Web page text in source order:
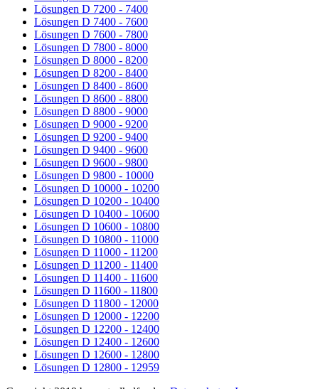
Lösungen D 7200 - 7400
Lösungen D 7400 - 7600
Lösungen D 7600 - 7800
Lösungen D 7800 - 8000
Lösungen D 8000 - 8200
Lösungen D 8200 - 8400
Lösungen D 8400 - 8600
Lösungen D 8600 - 8800
Lösungen D 8800 - 9000
Lösungen D 9000 - 9200
Lösungen D 9200 - 9400
Lösungen D 9400 - 9600
Lösungen D 9600 - 9800
Lösungen D 9800 - 10000
Lösungen D 10000 - 10200
Lösungen D 10200 - 10400
Lösungen D 10400 - 10600
Lösungen D 10600 - 10800
Lösungen D 10800 - 11000
Lösungen D 11000 - 11200
Lösungen D 11200 - 11400
Lösungen D 11400 - 11600
Lösungen D 11600 - 11800
Lösungen D 11800 - 12000
Lösungen D 12000 - 12200
Lösungen D 12200 - 12400
Lösungen D 12400 - 12600
Lösungen D 12600 - 12800
Lösungen D 12800 - 12959